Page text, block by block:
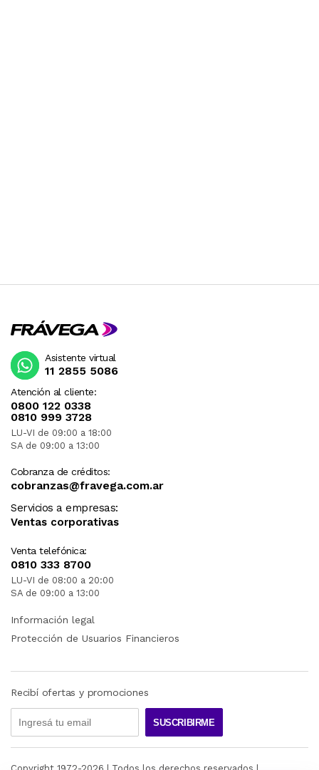
Atención al cliente:
0800 122 0338
0810 999 3728
LU-VI de 09:00 a 18:00
SA de 09:00 a 13:00
Cobranza de créditos:
cobranzas@fravega.com.ar
Servicios a empresas:
Ventas corporativas
Venta telefónica:
0810 333 8700
LU-VI de 08:00 a 20:00
SA de 09:00 a 13:00
Asistente virtual
11 2855 5086
Información legal
Protección de Usuarios Financieros
Recibí ofertas y promociones
SUSCRIBIRME